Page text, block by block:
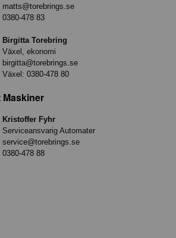
matts@torebrings.se
0380-478 83
Birgitta Torebring
Växel, ekonomi
birgitta@torebrings.se
Växel: 0380-478 80
Kristoffer Fyhr
Serviceansvarig Automater
service@torebrings.se
0380-478 88